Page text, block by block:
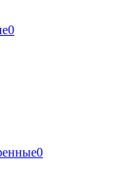
0
0